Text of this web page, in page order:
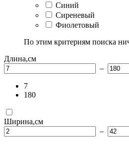
Синий
Сиреневый
Фиолетовый
По этим критериям поиска
Длина,см
–
7
180
Ширина,см
–